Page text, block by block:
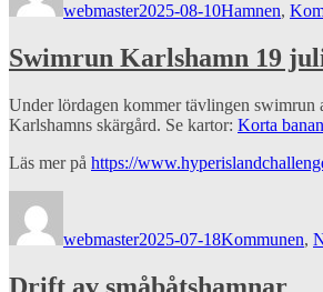
webmaster2025-08-10Hamnen,
Swimrun Karlshamn 19
Under lördagen kommer tävlingen swimrun
Karlshamns skärgård. Se kartor: Korta banan
Läs mer på https://
webmaster2025-07-18Kommunen,